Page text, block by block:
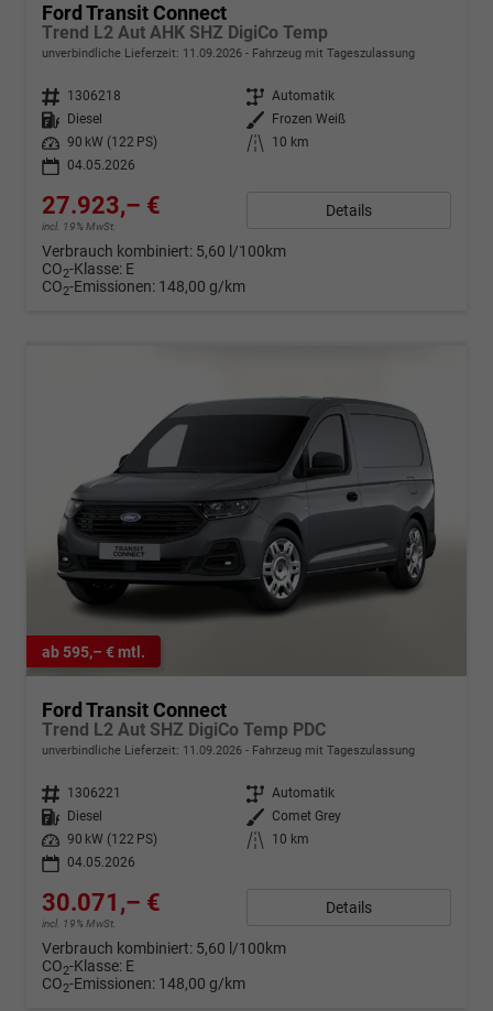
Ford Transit Connect
Trend L2 Aut AHK SHZ DigiCo Temp
unverbindliche Lieferzeit: 11.09.2026 Fahrzeug mit Tageszulassung
Fahrzeugnr. 1306218 Getriebe Automatik
Kraftstoff
Diesel Außenfarbe
Frozen Weiß
Leistung
90 kW (122 PS) Kilometerstand
10 km
04.05.2026
27.923,– €
incl. 19% MwSt.
Details
Verbrauch kombiniert: 5,60 l/100km
CO2-Klasse: E
CO2-Emissionen: 148,00 g/km
ab 595,– € mtl.
Ford Transit Connect
Trend L2 Aut SHZ DigiCo Temp PDC
unverbindliche Lieferzeit: 11.09.2026 Fahrzeug mit Tageszulassung
Fahrzeugnr. 1306221 Getriebe Automatik
Kraftstoff
Diesel Außenfarbe Comet Grey
Leistung
90 kW (122 PS) Kilometerstand
10 km
04.05.2026
30.071,– €
incl. 19% MwSt.
Details
Verbrauch kombiniert: 5,60 l/100km
CO2-Klasse: E
CO2-Emissionen: 148,00 g/km